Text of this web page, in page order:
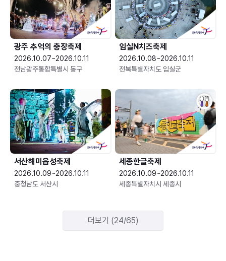
광주 추억의 충장축제
2026.10.07~2026.10.11
전남광주통합특별시 동구
임실N치즈축제
2026.10.08~2026.10.11
전북특별자치도 임실군
서산해미읍성축제
2026.10.09~2026.10.11
충청남도 서산시
세종한글축제
2026.10.09~2026.10.11
세종특별자치시 세종시
더보기 (24/65)